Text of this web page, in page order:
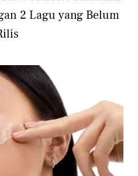
2 Lagu yang Belum